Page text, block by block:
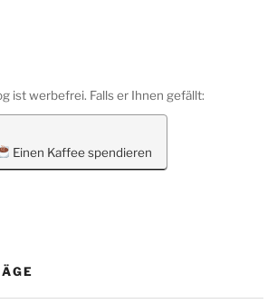
ist werbefrei. Falls er Ihnen gefällt:
Einen Kaffee spendieren